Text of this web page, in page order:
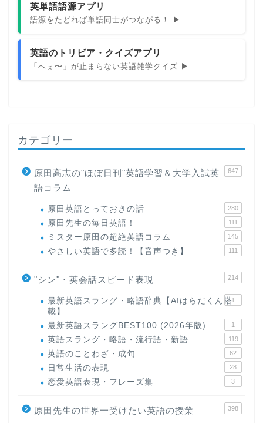
英単語語源アプリ
語源をたどれば単語同士がつながる！ ▶
英語のトリビア・クイズアプリ
「へぇ〜」が止まらない英語雑学クイズ ▶
カテゴリー
原田高志の"ほぼ日刊"英語学習＆大学入試英
語コラム
647
原田英語とっておきの話 280
原田先生の毎日英語！ 111
ミスター原田の超絶英語コラム 145
やさしい英語で多読！【音声つき】 111
"シン"・英会話スピード表現 214
最新英語スラング・略語辞典【AIはらだくん搭
載】
1
最新英語スラングBEST100 (2026年版) 1
英語スラング・略語・流行語・新語 119
英語のことわざ・成句 62
日常生活の表現 28
恋愛英語表現・フレーズ集 3
原田先生の世界一受けたい英語の授業 398